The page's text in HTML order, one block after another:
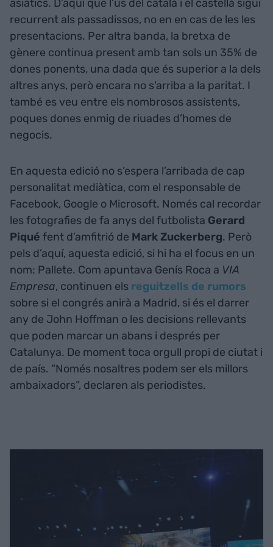
asiàtics. D’aquí que l’ús del català i el castellà sigui
recurrent als passadissos, no en en cas de les les
presentacions. Per altra banda, la bretxa de
gènere continua present amb tan sols un 35% de
dones ponents, una dada que és superior a la dels
altres anys, però encara no s'arriba a la paritat. I
també es veu entre els nombrosos assistents,
poques dones enmig de riuades d’homes de
negocis.
En aquesta edició no s’espera l’arribada de cap
personalitat mediàtica, com el responsable de
Facebook, Google o Microsoft. Només cal recordar
les fotografies de fa anys del futbolista Gerard
Piqué fent d’amfitrió de Mark Zuckerberg. Però
pels d’aquí, aquesta edició, si hi ha el focus en un
nom: Pallete. Com apuntava Genís Roca a VIA
Empresa, continuen els reguitzells de rumors
sobre si el congrés anirà a Madrid, si és el darrer
any de John Hoffman o les decisions rellevants
que poden marcar un abans i després per
Catalunya. De moment toca orgull propi de ciutat i
de país. “Només nosaltres podem ser els millors
ambaixadors”, declaren als periodistes.